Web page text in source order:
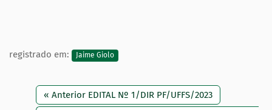
registrado em: Jaime Giolo
« Anterior EDITAL Nº 1/DIR PF/UFFS/2023